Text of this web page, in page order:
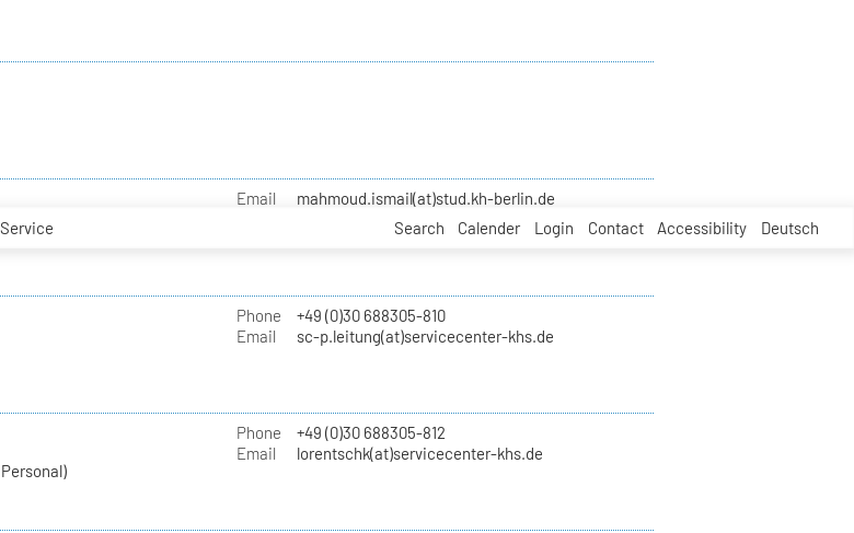
Service Search Calender Login Contact Accessibility Deutsch
Email mahmoud.ismail(at)stud.kh-berlin.de
Phone
+49 (0)30 688305-810
Email
sc-p.leitung(at)servicecenter-khs.de
Phone
+49 (0)30 688305-812
Email
lorentschk(at)servicecenter-khs.de